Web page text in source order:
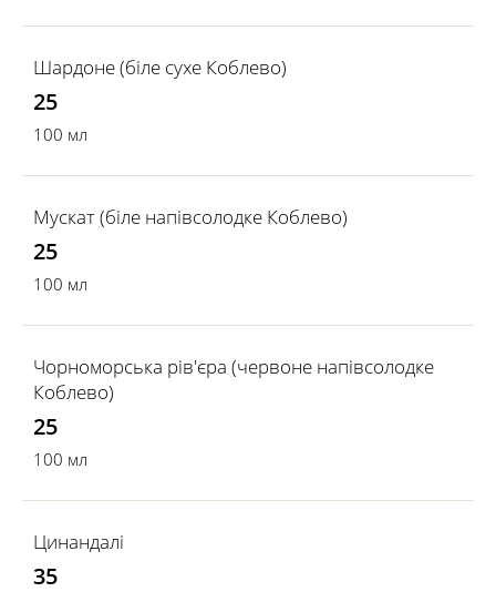
Шардоне (біле сухе Коблево)
25
100 мл
Мускат (біле напівсолодке Коблево)
25
100 мл
Чорноморська рів'єра (червоне напівсолодке
Коблево)
25
100 мл
Цинандалі
35